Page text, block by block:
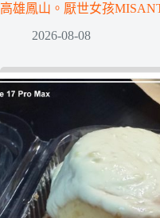
高雄鳳山。厭世女孩
2026-08-08